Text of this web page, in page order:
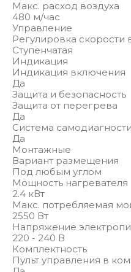
Макс. расход воздуха
480 м/час
Управление
Регулировка
Ступенчатая
Индикация
Индикация включения
Да
Защита и безопасность
Защита от перегрева
Да
Система
Да
Монтажные
Вариант размещения
Под любым углом
Мощность нагревателя
2.4 кВт
Макс. потребляемая
2550 Вт
Напряжение
220 - 240 В
Комплектность
Пульт управления в